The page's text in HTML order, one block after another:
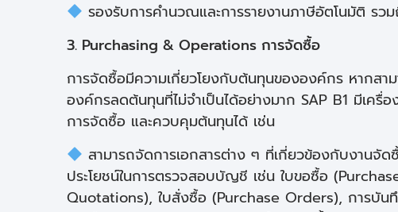
รองรับการคำนวณและการรายงานภาษีอัตโนมัติ รว
3. Purchasing & Operations การจัดซื้อ
การจัดซื้อมีความเกี่ยวโยงกับต้นทุนขององค์กร หากสา
องค์กรลดต้นทุนที่ไม่จำเป็นได้อย่างมาก SAP B1 มีเครื่
การจัดซื้อ และควบคุมต้นทุนได้ เช่น
สามารถจัดการเอกสารต่าง ๆ ที่เกี่ยวข้องกับงานจัด
ประโยชน์ในการตรวจสอบบัญชี เช่น ใบขอซื้อ
Quotations), ใบสั่งซื้อ (Purchase Orders), การบัน